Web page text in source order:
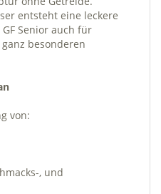
entsteht eine leckere
GF Senior auch für
besonderen
von:
, und